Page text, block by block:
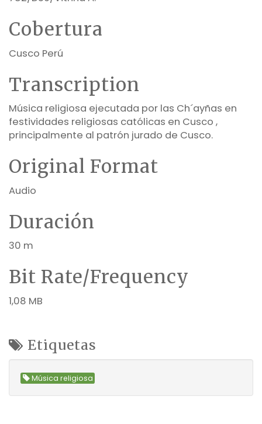
Cobertura
Cusco Perú
Transcription
Música religiosa ejecutada por las Ch´ayñas en
festividades religiosas católicas en Cusco ,
principalmente al patrón jurado de Cusco.
Original Format
Audio
Duración
30 m
Bit Rate/Frequency
1,08 MB
Etiquetas
Música religiosa